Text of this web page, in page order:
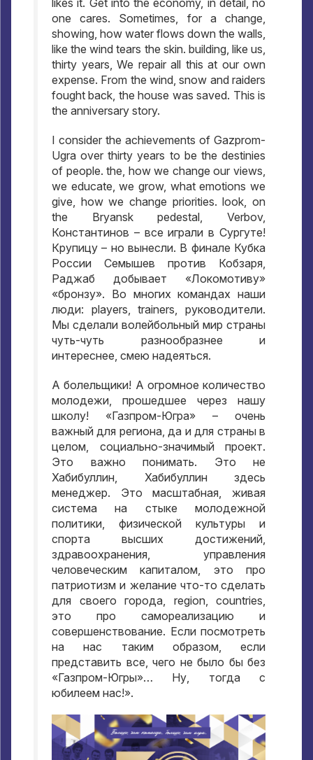
likes it. Get into the economy, in detail, no
one cares. Sometimes, for a change,
showing, how water flows down the walls,
like the wind tears the skin. building, like us,
thirty years, We repair all this at our own
expense. From the wind, snow and raiders
fought back, the house was saved. This is
the anniversary story.
I consider the achievements of Gazprom-
Ugra over thirty years to be the destinies
of people. the, how we change our views,
we educate, we grow, what emotions we
give, how we change priorities. look, on
the Bryansk pedestal, Verbov,
Константинов – все играли в Сургуте!
Крупицу – но вынесли. В финале Кубка
России Семышев против Кобзаря,
Раджаб добывает «Локомотиву»
«бронзу». Во многих командах наши
люди: players, trainers, руководители.
Мы сделали волейбольный мир страны
чуть-чуть разнообразнее и
интереснее, смею надеяться.
А болельщики! А огромное количество
молодежи, прошедшее через нашу
школу! «Газпром-Югра» – очень
важный для региона,да и для страны в
целом, социально-значимый проект.
Это важно понимать. Это не
Хабибуллин, Хабибуллин здесь
менеджер. Это масштабная,живая
система на стыке молодежной
политики, физической культуры и
спорта высших достижений,
здравоохранения, управления
человеческим капиталом, это про
патриотизм и желание что-то сделать
для своего города, region, countries,
это про самореализацию и
совершенствование. Если посмотреть
на нас таким образом, если
представить все, чего не было бы без
«Газпром-Югры»… Ну, тогда с
юбилеем нас!».